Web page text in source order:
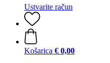
Ustvarite račun
Košarica € 0,00